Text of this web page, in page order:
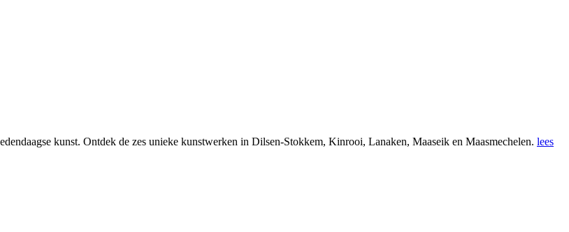
kunst. Ontdek de zes unieke kunstwerken in Dilsen-Stokkem, Kinrooi, Lanaken, Maaseik en Maasmechelen. lees